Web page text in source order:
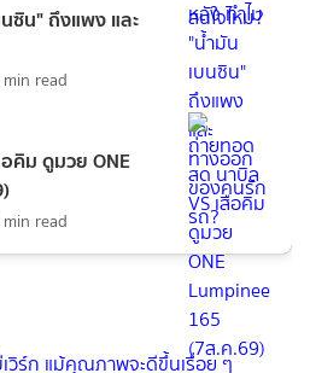
ซิน" ถึงแพง และ
min read
คิม ดูมวย ONE
min read